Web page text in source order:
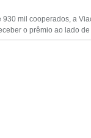
930 mil cooperados, a
o prêmio ao lado